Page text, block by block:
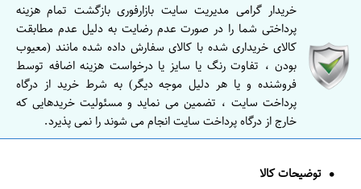
خریدار گرامی مدیریت سایت بازارفوری بازگشت تمام هزینه
پرداختی شما را در صورت عدم رضایت به دلیل عدم مطابقت
کالای خریداری شده با کالای سفارش داده شده مانند (معیوب
بودن ، تفاوت رنگ یا سایز یا درخواست هزینه اضافه توسط
فروشنده و یا هر دلیل موجه دیگر) به شرط خرید از درگاه
پرداخت سایت ، تضمین می نماید و مسئولیت خریدهایی که
خارج از درگاه پرداخت سایت انجام می شوند را نمی پذیرد.
توضیحات کالا